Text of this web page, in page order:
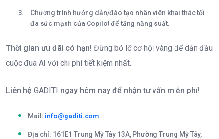
Chương trình hướng dẫn/đào tạo nhân viên khai thác tối
đa sức mạnh của Copilot để tăng năng suất.
Thời gian ưu đãi có hạn! Đừng bỏ lỡ cơ hội vàng để dẫn đầu
cuộc đua AI với chi phí tiết kiệm nhất.
Liên hệ GADITI ngay hôm nay để nhận tư vấn miễn phí!
Mail: info@gaditi.com
Địa chỉ: 161E1 Trung Mỹ Tây 13A, Phường Trung Mỹ Tây,